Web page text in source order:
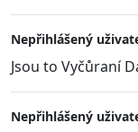
Nepřihlášený
Jsou to Vyčůraní
Nepřihlášený